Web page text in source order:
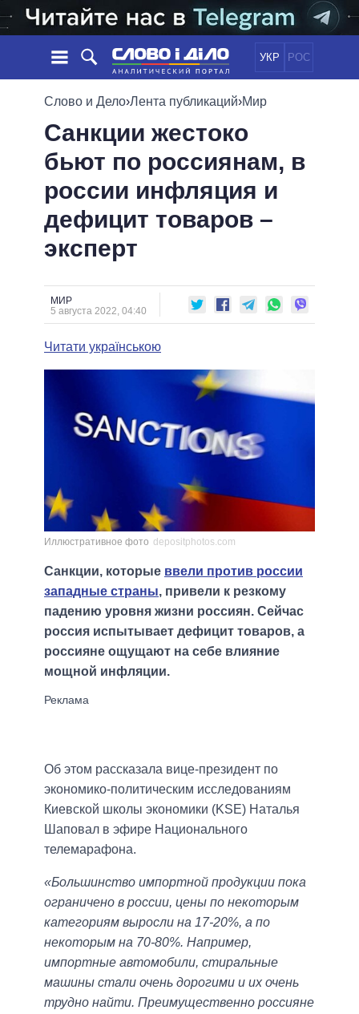
УКР РОС
НОВОСТИ
ЛЕНТА
СОБЫТИЯ
СТАТЬИ
МНЕНИЯ
ОБЗОРЫ
ДАЙДЖЕСТЫ
ПОЛИТИКА
ЭКОНОМИКА
ОБЩЕСТВО
ОБЕЩАНИЯ
ПОЛИТИКИ
ВСЕ ПОЛИТИКИ
ПРЕЗИДЕНТ И ОФИС
ВЕРХОВНАЯ РАДА
ГЛАВЫ ОБЛАДМИНИСТРАЦИЙ
МЭРЫ
ВСЕ ПЕРСОНЫ
ИНФОГРАФИКА
СРАВНЕНИЕ ПОЛИТИКОВ
Слово и Дело›Лента публикаций›Мир
Санкции жестоко
бьют по россиянам, в
россии инфляция и
дефицит товаров –
эксперт
МИР
5 августа 2022, 04:40
Читати українською
Иллюстративное фото depositphotos.com
Санкции, которые ввели против россии
западные страны, привели к резкому
падению уровня жизни россиян. Сейчас
россия испытывает дефицит товаров, а
россияне ощущают на себе влияние
мощной инфляции.
Об этом рассказала вице-президент по
экономико-политическим исследованиям
Киевской школы экономики (KSE) Наталья
Шаповал в эфире Национального
телемарафона.
«Большинство импортной продукции пока
ограничено в россии, цены по некоторым
категориям выросли на 17-20%, а по
некоторым на 70-80%. Например,
импортные автомобили, стиральные
машины стали очень дорогими и их очень
трудно найти. Преимущественно россияне